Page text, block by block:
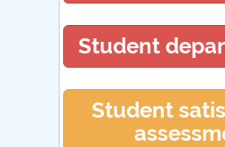
Student
Student